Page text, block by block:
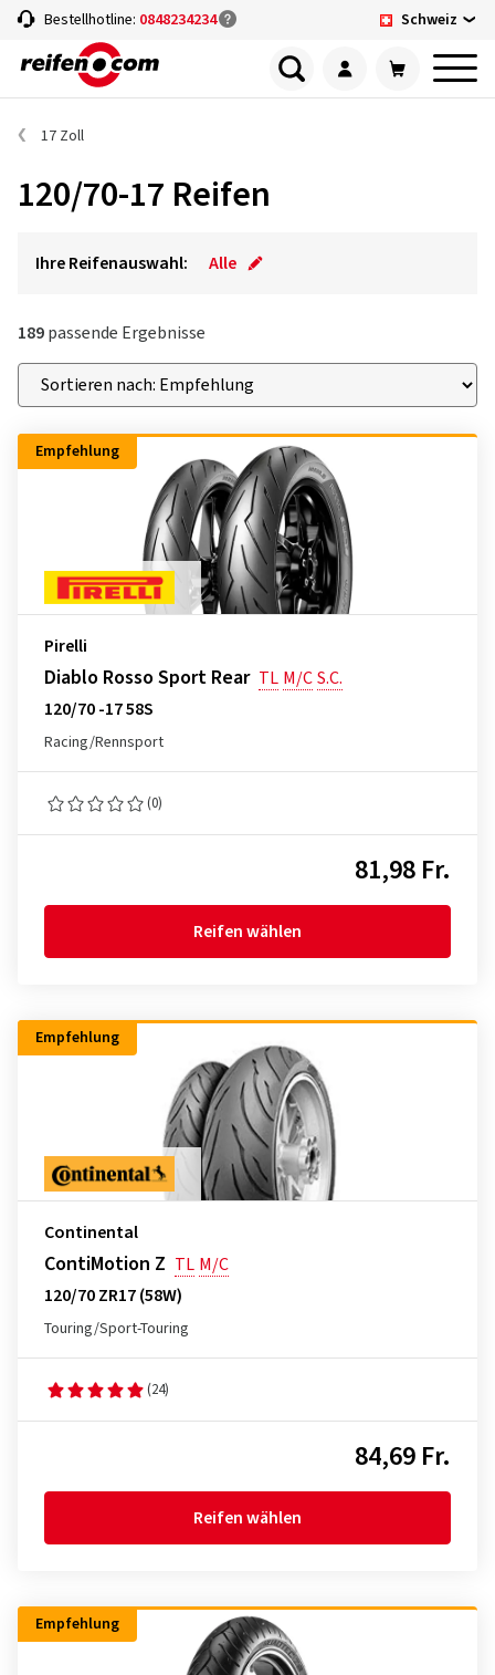
Bestellhotline: 0848234234 Schweiz
17 Zoll
120/70-17 Reifen
Ihre Reifenauswahl: Alle
189passende Ergebnisse
Empfehlung
Pirelli
Diablo Rosso Sport Rear TL M/CS.C.
120/70 -17 58S
Racing/Rennsport
(0)
81,98 Fr.
Reifen wählen
Empfehlung
Continental
ContiMotion Z TL M/C
120/70 ZR17 (58W)
Touring/Sport-Touring
(24)
84,69 Fr.
Reifen wählen
Empfehlung